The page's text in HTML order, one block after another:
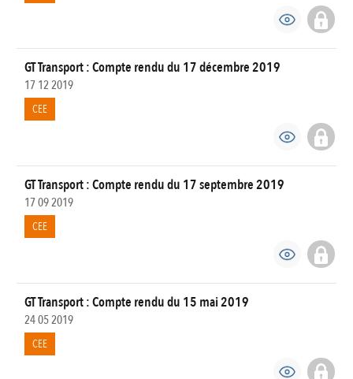
GT Transport : Compte rendu du 17 décembre 2019
17 12 2019
CEE
GT Transport : Compte rendu du 17 septembre 2019
17 09 2019
CEE
GT Transport : Compte rendu du 15 mai 2019
24 05 2019
CEE